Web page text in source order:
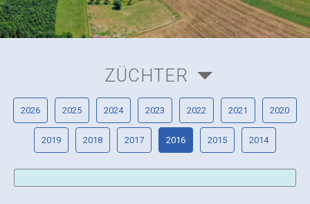
ZÜCHTER
2026 2025 2024 2023 2022 2021 2020
2019 2018 2017 2016 2015 2014